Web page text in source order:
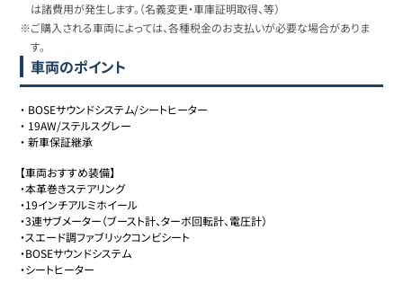
は諸費用が発生します。（名義変更・車庫証明取得、等）
※ご購入される車両によっては、各種税金のお支払いが必要な場合がありま
す。
車両のポイント
・ BOSEサウンドシステム/シートヒーター
・ 19AW/ステルスグレー
・新車保証継承
【車両おすすめ装備】
・本革巻きステアリング
・19インチアルミホイール
・3連サブメーター（ブースト計、ターボ回転計、電圧計）
・スエード調ファブリックコンビシート
・BOSEサウンドシステム
・シートヒーター